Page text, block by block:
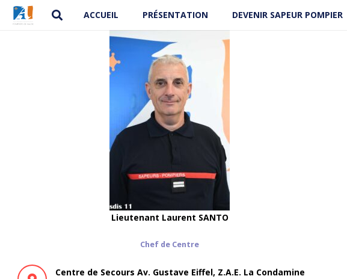
ACCUEIL PRÉSENTATION DEVENIR SAPEUR POMPIER
Lieutenant Laurent SANTO
Chef de Centre
Centre de Secours Av. Gustave Eiffel, Z.A.E. La Condamine